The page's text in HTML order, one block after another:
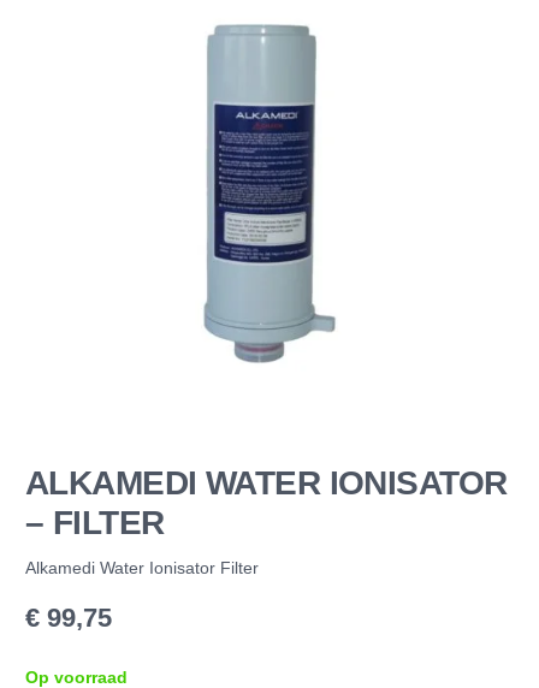
ALKAMEDI WATER IONISATOR
– FILTER
Alkamedi Water Ionisator Filter
€ 99,75
Op voorraad